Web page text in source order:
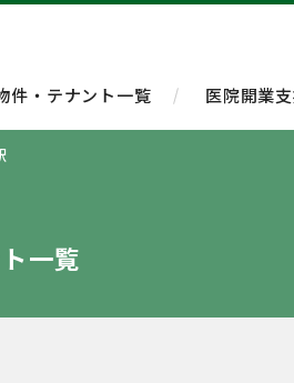
件・テナント一覧 医院開業
一覧